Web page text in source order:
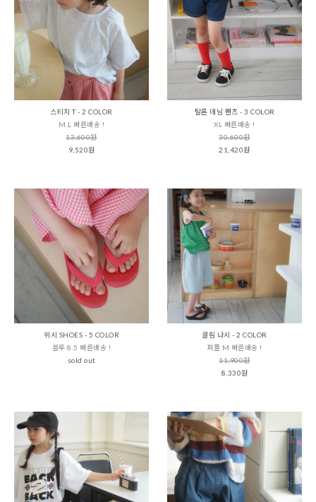
스티치 T - 2 COLOR
M,L 빠른배송 !
13,600원
9,520원
탈론 데님 팬츠 - 3 COLOR
XL 빠른배송 !
30,600원
21,420원
위시 SHOES - 5 COLOR
블루 8.5 빠른배송 !
sold out
클림 나시 - 2 COLOR
퍼플 M 빠른배송 !
11,900원
8,330원